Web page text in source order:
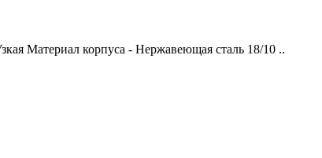
Материал корпуса - Нержавеющая сталь 18/10 ..